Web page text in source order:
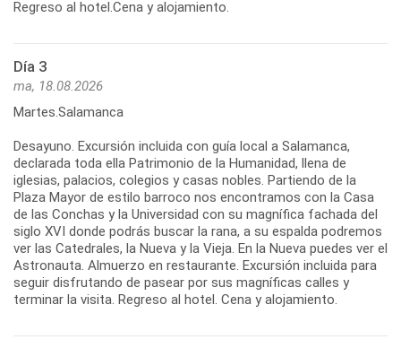
Día 3
ma, 18.08.2026
Martes.Salamanca
Desayuno. Excursión incluida con guía local a Salamanca,
declarada toda ella Patrimonio de la Humanidad, llena de
iglesias, palacios, colegios y casas nobles. Partiendo de la
Plaza Mayor de estilo barroco nos encontramos con la Casa
de las Conchas y la Universidad con su magnífica fachada del
siglo XVI donde podrás buscar la rana, a su espalda podremos
ver las Catedrales, la Nueva y la Vieja. En la Nueva puedes ver el
Astronauta. Almuerzo en restaurante. Excursión incluida para
seguir disfrutando de pasear por sus magníficas calles y
terminar la visita. Regreso al hotel. Cena y alojamiento.